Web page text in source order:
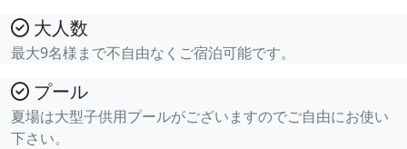
大人数
最大9名様まで不自由なくご宿泊可能です。
プール
夏場は大型子供用プールがございますのでご自由にお使い
下さい。